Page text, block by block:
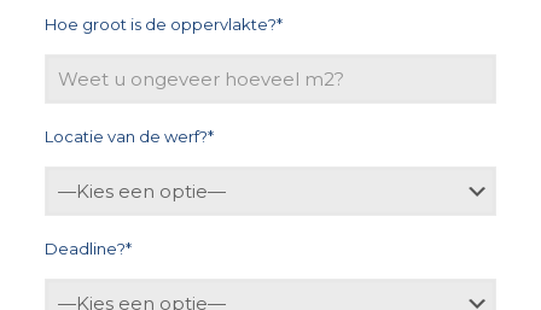
Hoe groot is de oppervlakte?*
Locatie van de werf?*
Deadline?*